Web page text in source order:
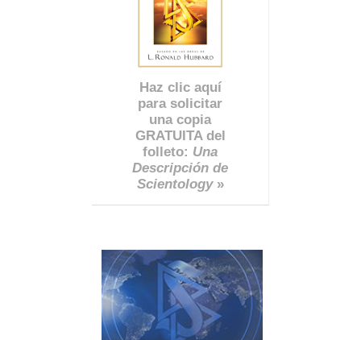
Haz clic aquí
para solicitar
una copia
GRATUITA del
folleto: Una
Descripción de
Scientology»